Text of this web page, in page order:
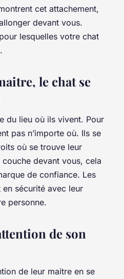
cet attachement,
devant vous.
lesquelles votre chat
le chat se
du lieu où ils vivent. Pour
pas n’importe où. Ils se
où se trouve leur
devant vous, cela
de confiance. Les
en sécurité avec leur
personne.
de son
de leur maitre en se